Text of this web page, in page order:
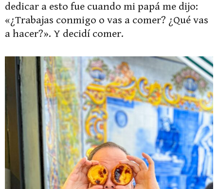
dedicar a esto fue cuando mi papá me dijo:
«¿Trabajas conmigo o vas a comer? ¿Qué vas
a hacer?». Y decidí comer.